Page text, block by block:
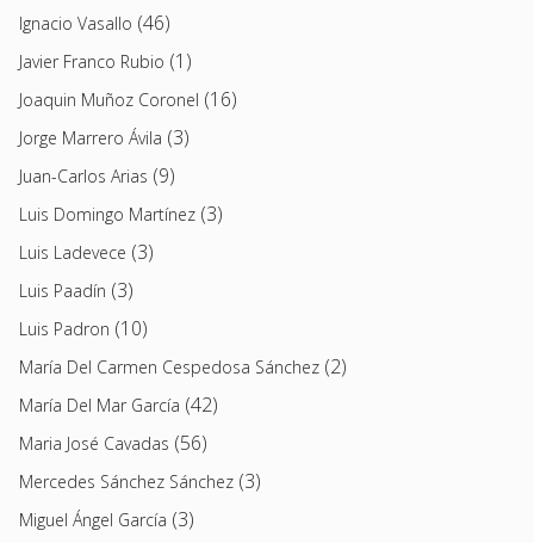
Ignacio Vasallo (46)
Javier Franco Rubio (1)
Joaquin Muñoz Coronel (16)
Jorge Marrero Ávila (3)
Juan-Carlos Arias (9)
Luis Domingo Martínez (3)
Luis Ladevece (3)
Luis Paadín (3)
Luis Padron (10)
María Del Carmen Cespedosa Sánchez (2)
María Del Mar García (42)
Maria José Cavadas (56)
Mercedes Sánchez Sánchez (3)
Miguel Ángel García (3)